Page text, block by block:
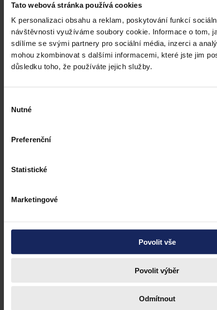
Tato webová stránka používá cookies
K personalizaci obsahu a reklam, poskytování funkcí
návštěvnosti využíváme soubory cookie. Informace o tom,
sdílíme se svými partnery pro sociální média, inzerci a
mohou zkombinovat s dalšími informacemi, které jste jim
důsledku toho, že používáte jejich služby.
souhlasu
Nutné
Preferenční
Statistické
Marketingové
Povolit vše
Povolit výběr
Odmítnout
Judikatura
Zastavení již skončené exekuce
Při řešení otázky věcné projednatelnosti návrhu účastníka na
Ústavní soud